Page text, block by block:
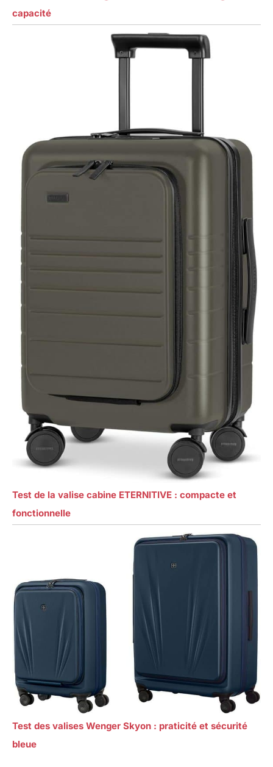
capacité
Test de la valise cabine ETERNITIVE : compacte et
fonctionnelle
Test des valises Wenger Skyon : praticité et sécurité
bleue